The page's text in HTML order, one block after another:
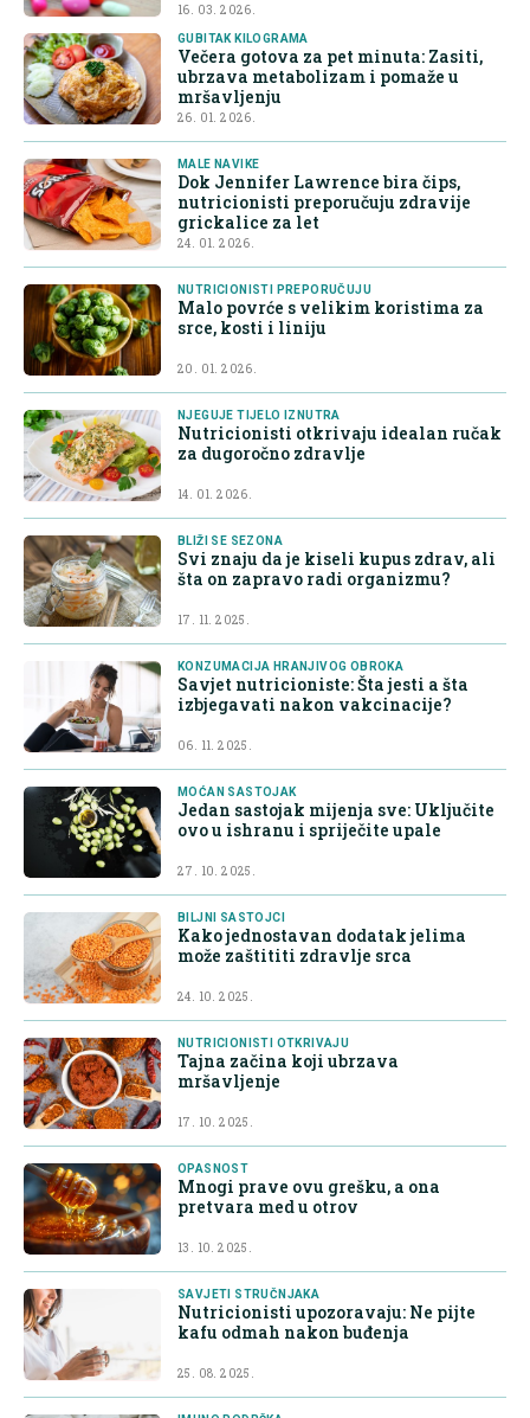
16. 03. 2026.
GUBITAK KILOGRAMA
Večera gotova za pet minuta: Zasiti,
ubrzava metabolizam i pomaže u
mršavljenju
26. 01. 2026.
MALE NAVIKE
Dok Jennifer Lawrence bira čips,
nutricionisti preporučuju zdravije
grickalice za let
24. 01. 2026.
NUTRICIONISTI PREPORUČUJU
Malo povrće s velikim koristima za
srce, kosti i liniju
20. 01. 2026.
NJEGUJE TIJELO IZNUTRA
Nutricionisti otkrivaju idealan ručak
za dugoročno zdravlje
14. 01. 2026.
BLIŽI SE SEZONA
Svi znaju da je kiseli kupus zdrav, ali
šta on zapravo radi organizmu?
17. 11. 2025.
KONZUMACIJA HRANJIVOG OBROKA
Savjet nutricioniste: Šta jesti a šta
izbjegavati nakon vakcinacije?
06. 11. 2025.
MOĆAN SASTOJAK
Jedan sastojak mijenja sve: Uključite
ovo u ishranu i spriječite upale
27. 10. 2025.
BILJNI SASTOJCI
Kako jednostavan dodatak jelima
može zaštititi zdravlje srca
24. 10. 2025.
NUTRICIONISTI OTKRIVAJU
Tajna začina koji ubrzava
mršavljenje
17. 10. 2025.
OPASNOST
Mnogi prave ovu grešku, a ona
pretvara med u otrov
13. 10. 2025.
SAVJETI STRUČNJAKA
Nutricionisti upozoravaju: Ne pijte
kafu odmah nakon buđenja
25. 08. 2025.